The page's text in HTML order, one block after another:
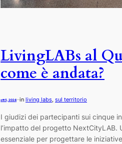
LivingLABs al
come è andata?
ott 5, 2024—in living labs sul territorio
I giudizi dei partecipanti sui cinque
l’impatto del progetto NextCityLAB.
essenziale per progettare le